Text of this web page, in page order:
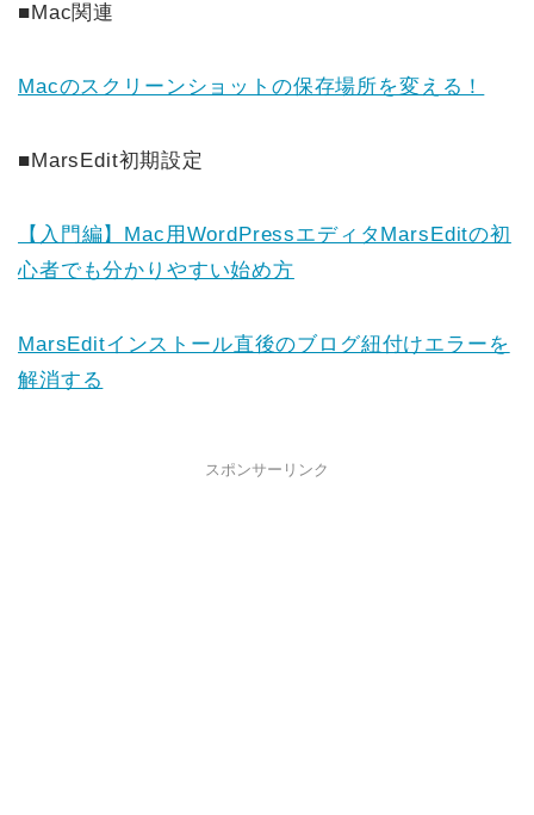
■Mac関連
Macのスクリーンショットの保存場所を変える！
■MarsEdit初期設定
【入門編】Mac用WordPressエディタMarsEditの初
心者でも分かりやすい始め方
MarsEditインストール直後のブログ紐付けエラーを
解消する
スポンサーリンク